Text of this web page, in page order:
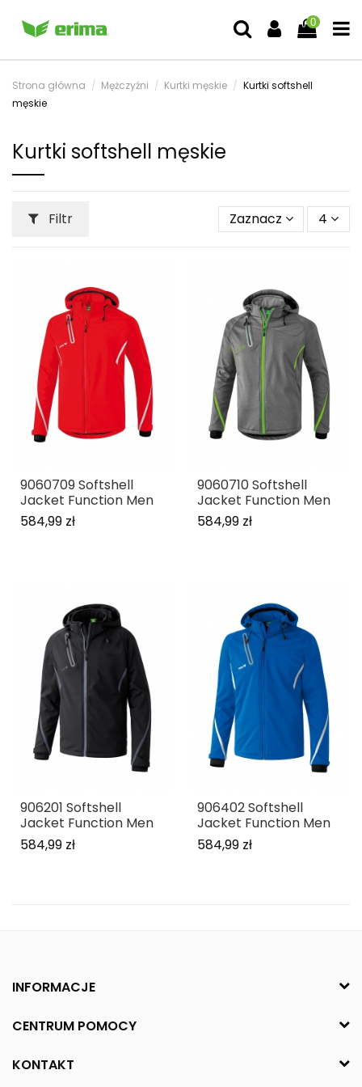
0
Strona główna Mężczyźni Kurtki męskie
Kurtki softshell
męskie
Kurtki softshell męskie
Filtr Zaznacz 4
9060709 Softshell
Jacket Function Men
584,99 zł
9060710 Softshell
Jacket Function Men
584,99 zł
906201 Softshell
Jacket Function Men
584,99 zł
906402 Softshell
Jacket Function Men
584,99 zł
INFORMACJE
CENTRUM POMOCY
KONTAKT